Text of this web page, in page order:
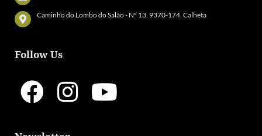
Caminho do Lombo do Salão - Nº 13, 9370-174, Calheta
Follow Us